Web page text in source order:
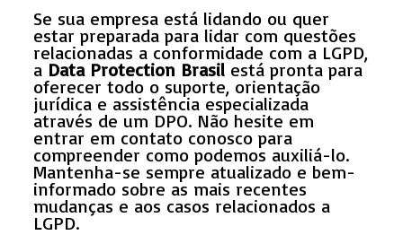
Se sua empresa está lidando ou quer
estar preparada para lidar com questões
relacionadas a conformidade com a LGPD,
a Data Protection Brasilestá pronta para
oferecer todo o suporte, orientação
jurídica e assistência especializada
através de um DPO. Não hesite em
entrar em contato conosco para
compreender como podemos auxiliá-lo.
Mantenha-se sempre atualizado e bem-
informado sobre as mais recentes
mudanças e aos casos relacionados a
LGPD.